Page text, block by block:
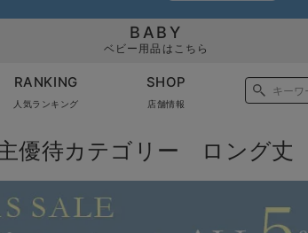
BABY
ベビー用品はこちら
RANKING
人気ランキング
SHOP
店舗情報
優待カテゴリー ロング丈